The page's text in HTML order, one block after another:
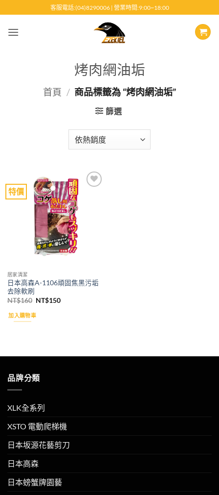
至
客服電話:(04)8290006 | 營業時間:9:00~18:00
烤肉網油垢
首頁 / 商品標籤為 “烤肉網油垢”
篩選
特價
居家清潔
日本高森A-1106頑固焦黑污垢
去除軟刷
NT$160 原
價
格：
NT$150目
加入購物車
品牌分類
XLK全系列
XSTO 電動爬梯機
日本坂源花藝剪刀
日本高森
日本螃蟹牌園藝